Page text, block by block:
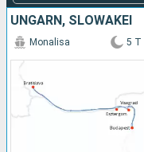
UNGARN, SLOWAKEI
Monalisa 5 T